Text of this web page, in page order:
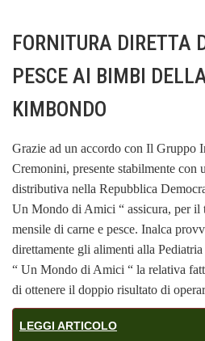
FORNITURA DIRETTA
PESCE AI BIMBI
KIMBONDO
Grazie ad un accordo con Il Gruppo
Cremonini, presente stabilmente con
distributiva nella Repubblica
Un Mondo di Amici “ assicura, per
mensile di carne e pesce. Inalca
direttamente gli alimenti alla
“ Un Mondo di Amici “ la relativa
di ottenere il doppio risultato di
LEGGI ARTICOLO